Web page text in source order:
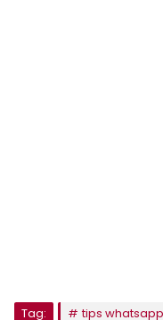
Tag: tips whatsapp